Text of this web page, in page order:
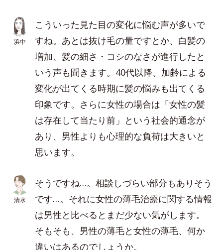
浜中
こういった見た目の変化に悩む声が多いで
すね。あとは抜け毛の量ですとか、白髪の
増加、髪の細さ・コシのなさが進行したと
いう声も聞きます。40代以降、加齢による
変化が出てくる時期に髪の悩みも出てくる
印象です。さらに女性の場合は「女性の髪
は存在して当たり前」という社会的通念が
あり、男性よりも心理的な負荷は大きいと
思います。
清水
そうですね…。相談しづらい部分もありそう
です…。それに女性の薄毛治療に関する情報
は男性と比べるとまだ少ない気がします。
そもそも、男性の薄毛と女性の薄毛、何か
違いはあるのでしょうか。